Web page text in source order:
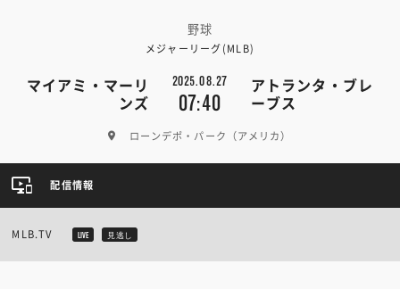
野球
メジャーリーグ(MLB)
マイアミ・マーリ
ンズ
2025.08.27
07:40
アトランタ・ブレ
ーブス
ローンデポ・パーク（アメリカ）
配信情報
MLB.TV LIVE 見逃し